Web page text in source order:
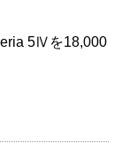
5Ⅳを18,000